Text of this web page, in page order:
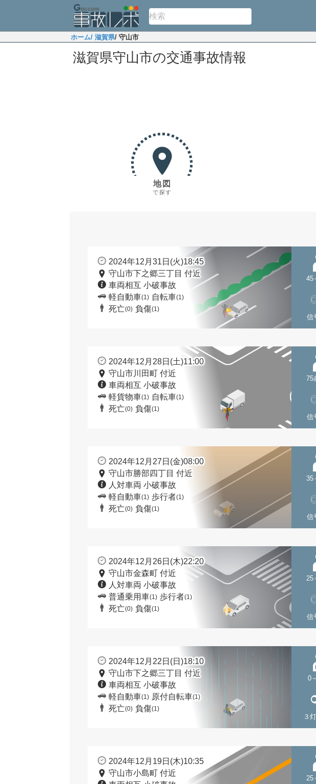
ホーム/ 滋賀県/ 守山市
滋賀県守山市の交通事故情報
地図
で探す
2024年12月31日(火)18:45
守山市下之郷三丁目 付近
車両相互 小破事故
軽自動車(1) 自転車(1)
死亡(0) 負傷(1)
45
信
2024年12月28日(土)11:00
守山市川田町 付近
車両相互 小破事故
軽貨物車(1) 自転車(1)
死亡(0) 負傷(1)
75
信
2024年12月27日(金)08:00
守山市勝部四丁目 付近
人対車両 小破事故
軽自動車(1) 歩行者(1)
死亡(0) 負傷(1)
35
信
2024年12月26日(木)22:20
守山市金森町 付近
人対車両 小破事故
普通乗用車(1) 歩行者(1)
死亡(0) 負傷(1)
25
信
2024年12月22日(日)18:10
守山市下之郷三丁目 付近
車両相互 小破事故
軽自動車(1) 原付自転車(1)
死亡(0) 負傷(1)
0
３
2024年12月19日(木)10:35
守山市小島町 付近
25